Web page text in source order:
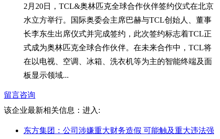
2月20日，TCL&奥林匹克全球合作伙伴签约仪式在北京
水立方举行。国际奥委会主席巴赫与TCL创始人、董事
长李东生出席仪式并完成签约，此次签约标志着TCL正
式成为奥林匹克全球合作伙伴。在未来合作中，TCL将
在以电视、空调、冰箱、洗衣机等为主的智能终端及面
板显示领域...
留言咨询
该企业最新相关信息： 进入:
东方集团：公司涉嫌重大财务造假 可能触及重大违法强